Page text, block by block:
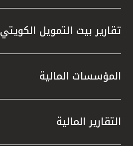
تقارير بيت التمويل الكويتي
المؤسسات المالية
التقارير المالية